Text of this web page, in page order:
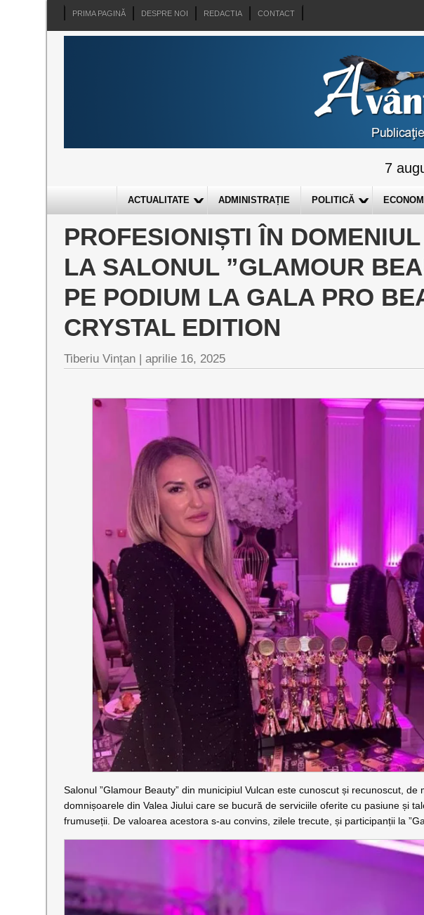
PRIMA PAGINĂ DESPRE NOI REDACTIA CONTACT
7
ACTUALITATE ADMINISTRAȚIE POLITICĂ
PROFESIONIȘTI ÎN
LA SALONUL ”GLAMOUR
PE PODIUM LA GALA PRO
CRYSTAL EDITION
Tiberiu Vințan |aprilie 16, 2025
Salonul ”Glamour Beauty” din municipiul Vulcan este cunoscut și recunoscut,
domnișoarele din Valea Jiului care se bucură de serviciile oferite cu pasiune și
frumuseții. De valoarea acestora s-au convins, zilele trecute, și participanții la